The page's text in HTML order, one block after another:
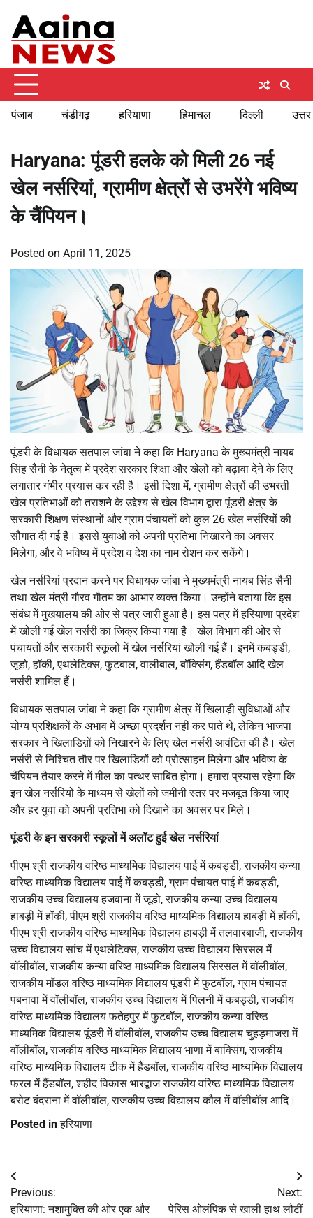
content
पंजाब चंडीगढ़ हरियाणा हिमाचल दिल्ली
Haryana: पूंडरी हलके को मिली 26 नई
खेल नर्सरियां, ग्रामीण क्षेत्रों से उभरेंगे भविष्य
के चैंपियन।
Posted on April 11, 2025
पूंडरी के विधायक सतपाल जांबा ने कहा कि Haryana के मुख्यमंत्री नायब
सिंह सैनी के नेतृत्व में प्रदेश सरकार शिक्षा और खेलों को बढ़ावा देने के लिए
लगातार गंभीर प्रयास कर रही है। इसी दिशा में, ग्रामीण क्षेत्रों की उभरती
खेल प्रतिभाओं को तराशने के उद्देश्य से खेल विभाग द्वारा पूंडरी क्षेत्र के
सरकारी शिक्षण संस्थानों और ग्राम पंचायतों को कुल 26 खेल नर्सरियों की
सौगात दी गई है। इससे युवाओं को अपनी प्रतिभा निखारने का अवसर
मिलेगा, और वे भविष्य में प्रदेश व देश का नाम रोशन कर सकेंगे।
खेल नर्सरियां प्रदान करने पर विधायक जांबा ने मुख्यमंत्री नायब सिंह सैनी
तथा खेल मंत्री गौरव गौतम का आभार व्यक्त किया। उन्होंने बताया कि इस
संबंध में मुखयालय की ओर से पत्र जारी हुआ है। इस पत्र में हरियाणा प्रदेश
में खोली गई खेल नर्सरी का जिक्र किया गया है। खेल विभाग की ओर से
पंचायतों और सरकारी स्कूलों में खेल नर्सरियां खोली गई हैं। इनमें कबड्डी,
जूडो, हॉकी, एथलेटिक्स, फुटबाल, वालीबाल, बॉक्सिंग, हैंडबॉल आदि खेल
नर्सरी शामिल हैं।
विधायक सतपाल जांबा ने कहा कि ग्रामीण क्षेत्र में खिलाड़ी सुविधाओं और
योग्य प्रशिक्षकों के अभाव में अच्छा प्रदर्शन नहीं कर पाते थे, लेकिन भाजपा
सरकार ने खिलाडिय़ों को निखारने के लिए खेल नर्सरी आवंटित की हैं। खेल
नर्सरी से निश्चित तौर पर खिलाडिय़ों को प्रोत्साहन मिलेगा और भविष्य के
चैंपियन तैयार करने में मील का पत्थर साबित होगा। हमारा प्रयास रहेगा कि
इन खेल नर्सरियों के माध्यम से खेलों को जमीनी स्तर पर मजबूत किया जाए
और हर युवा को अपनी प्रतिभा को दिखाने का अवसर पर मिले।
पूंडरी के इन सरकारी स्कूलों में अलॉट हुई खेल नर्सरियां
पीएम श्री राजकीय वरिष्ठ माध्यमिक विद्यालय पाई में कबड्डी, राजकीय कन्या
वरिष्ठ माध्यमिक विद्यालय पाई में कबड्डी, ग्राम पंचायत पाई में कबड्डी,
राजकीय उच्च विद्यालय हजवाना में जूडो, राजकीय कन्या उच्च विद्यालय
हाबड़ी में हॉकी, पीएम श्री राजकीय वरिष्ठ माध्यमिक विद्यालय हाबड़ी में हॉकी,
पीएम श्री राजकीय वरिष्ठ माध्यमिक विद्यालय हाबड़ी में तलवारबाजी, राजकीय
उच्च विद्यालय सांच में एथलेटिक्स, राजकीय उच्च विद्यालय सिरसल में
वॉलीबॉल, राजकीय कन्या वरिष्ठ माध्यमिक विद्यालय सिरसल में वॉलीबॉल,
राजकीय मॉडल वरिष्ठ माध्यमिक विद्यालय पूंडरी में फुटबॉल, ग्राम पंचायत
पबनावा में वॉलीबॉल, राजकीय उच्च विद्यालय में पिलनी में कबड्डी, राजकीय
वरिष्ठ माध्यमिक विद्यालय फतेहपुर में फुटबॉल, राजकीय कन्या वरिष्ठ
माध्यमिक विद्यालय पूंडरी में वॉलीबॉल, राजकीय उच्च विद्यालय चुहड़माजरा में
वॉलीबॉल, राजकीय वरिष्ठ माध्यमिक विद्यालय भाणा में बाक्सिंग, राजकीय
वरिष्ठ माध्यमिक विद्यालय टीक में हैंडबॉल, राजकीय वरिष्ठ माध्यमिक विद्यालय
फरल में हैंडबॉल, शहीद विकास भारद्वाज राजकीय वरिष्ठ माध्यमिक विद्यालय
बरोट बंदराना में वॉलीबॉल, राजकीय उच्च विद्यालय कौल में वॉलीबॉल आदि।
Posted inहरियाणा
Post
navigation
Previous:
हरियाणा: नशामुक्ति की ओर एक और
Next:
पेरिस ओलंपिक से खाली हाथ लौटीं